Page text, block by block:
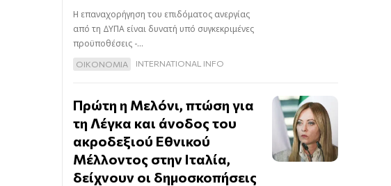
Η επαναχορήγηση του επιδόματος ανεργίας
από τη ΔΥΠΑ είναι δυνατή υπό συγκεκριμένες
προϋποθέσεις -...
ΟΙΚΟΝΟΜΙΑ INTERNATIONAL INFO
Πρώτη η Μελόνι, πτώση για
τη Λέγκα και άνοδος του
ακροδεξιού Εθνικού
Μέλλοντος στην Ιταλία,
δείχνουν οι δημοσκοπήσεις